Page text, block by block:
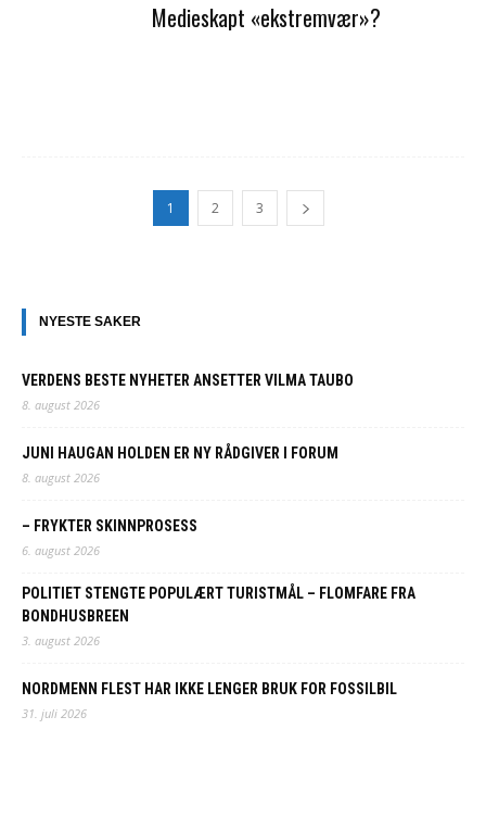
Medieskapt «eks­trem­vær»?
1 2 3
NYESTE SAKER
VERDENS BESTE NYHETER ANSETTER VILMA TAUBO
8. august 2026
JUNI HAUGAN HOLDEN ER NY RÅDGIVER I FORUM
8. august 2026
– FRYKTER SKINNPROSESS
6. august 2026
POLITIET STENGTE POPULÆRT TURISTMÅL – FLOMFARE FRA
BONDHUSBREEN
3. august 2026
NORDMENN FLEST HAR IKKE LENGER BRUK FOR FOSSILBIL
31. juli 2026